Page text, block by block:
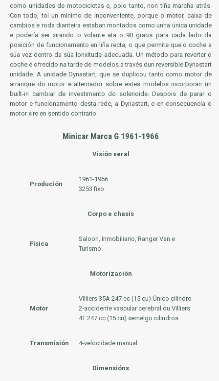
como unidades de motocicletas e, polo tanto, non tiña marcha atrás.
Con todo, foi un mínimo de inconveniente, porque o motor, caixa de
cambios e roda dianteira estaban montados como unha única unidade
e podería ser xirando o volante ata o 90 graos para cada lado da
posición de funcionamento en liña recta, o que permite que o coche a
súa vez dentro da súa lonxitude adecuada. Un método para reverter o
coche é ofrecido na tarde de modelos a través dun reversible Dynastart
unidade. A unidade Dynastart, que se duplicou tanto como motor de
arranque do motor e alternador sobre estes modelos incorporan un
built-in cambiar de investimento do solenoide. Despois de parar o
motor e funcionamento desta rede, a Dynastart, e en consecuencia o
motor xire en sentido contrario.
Minicar Marca G 1961-1966
Visión xeral
Produción
1961-1966
3253 fixo
Corpo e chasis
Física
Saloon, Inmobiliario, Ranger Van e
Turismo
Motorización
Motor
Villiers 35A 247 cc (15 cu) Único cilindro
2-accidente vascular cerebral ou Villiers
4T 247 cc (15 cu) xemelgo cilindros
Transmisión 4-velocidade manual
Dimensións